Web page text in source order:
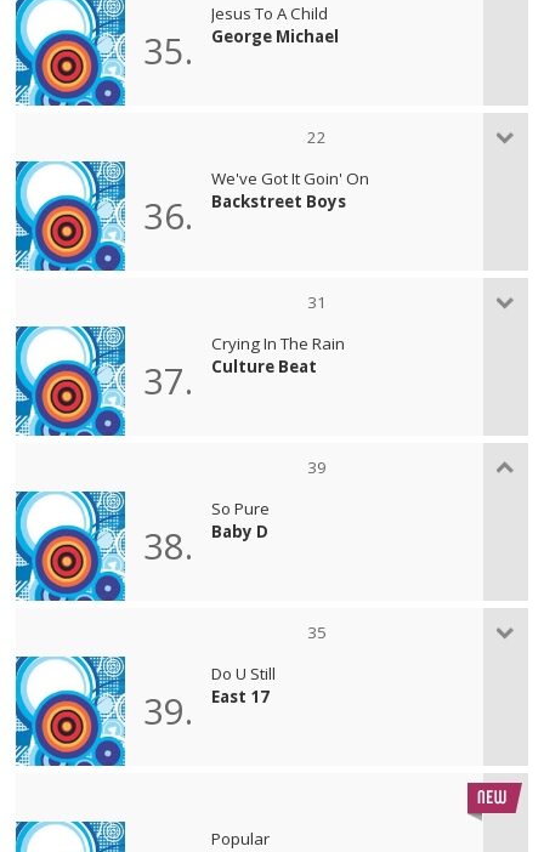
35.
Jesus To A Child
George Michael
22
36.
We've Got It Goin' On
Backstreet Boys
31
37.
Crying In The Rain
Culture Beat
39
38.
So Pure
Baby D
35
39.
Do U Still
East 17
Popular